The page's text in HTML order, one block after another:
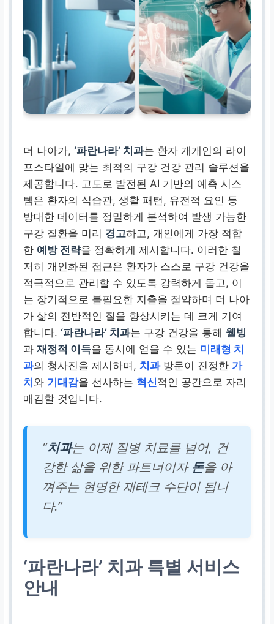
더 나아가, ‘파란나라’ 치과는 환자 개개인의 라이
프스타일에 맞는 최적의 구강 건강 관리 솔루션을
제공합니다. 고도로 발전된 AI 기반의 예측 시스
템은 환자의 식습관, 생활 패턴, 유전적 요인 등
방대한 데이터를 정밀하게 분석하여 발생 가능한
구강 질환을 미리 경고하고, 개인에게 가장 적합
한 예방 전략을 정확하게 제시합니다. 이러한 철
저히 개인화된 접근은 환자가 스스로 구강 건강을
적극적으로 관리할 수 있도록 강력하게 돕고, 이
는 장기적으로 불필요한 지출을 절약하며 더 나아
가 삶의 전반적인 질을 향상시키는 데 크게 기여
합니다. ‘파란나라’ 치과는 구강 건강을 통해 웰빙
과재정적 이득을 동시에 얻을 수 있는 미래형 치
과의 청사진을 제시하며, 치과방문이 진정한 가
치 와 기대감을 선사하는 혁신적인 공간으로 자리
매김할 것입니다.
“치과는 이제 질병 치료를 넘어, 건
강한 삶을 위한 파트너이자 돈을 아
껴주는 현명한 재테크 수단이 됩니
다.”
‘파란나라’ 치과 특별 서비스
안내